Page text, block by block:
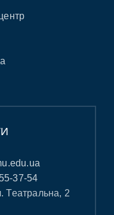
37-54
Театральна, 2